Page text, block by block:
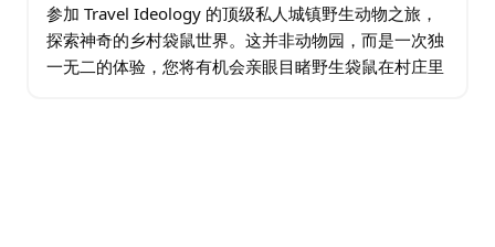
参加 Travel Ideology 的顶级私人城镇野生动物之旅，
探索神奇的乡村袋鼠世界。这并非动物园，而是一次独
一无二的体验，您将有机会亲眼目睹野生袋鼠在村庄里